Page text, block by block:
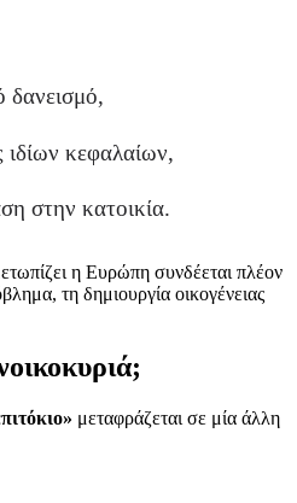
δανεισμό,
ιδίων κεφαλαίων,
στην κατοικία.
η Ευρώπη συνδέεται πλέον
τη δημιουργία οικογένειας
μεταφράζεται σε μία άλλη